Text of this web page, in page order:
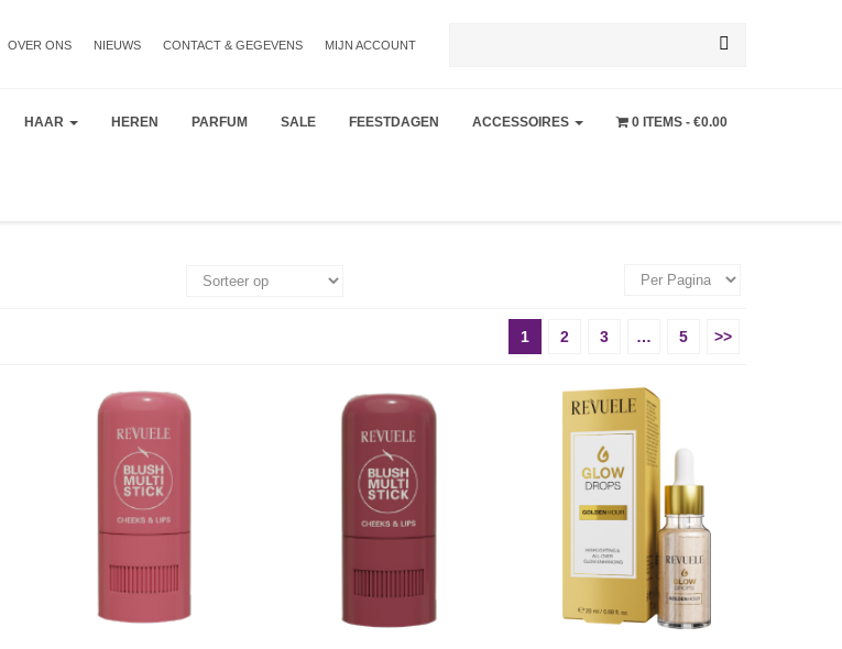
OVER ONS NIEUWS CONTACT & GEGEVENS MIJN ACCOUNT
naar:
HAAR HEREN PARFUM SALE FEESTDAGEN ACCESSOIRES 0 ITEMS €0.00
1 2 3 … 5 >>